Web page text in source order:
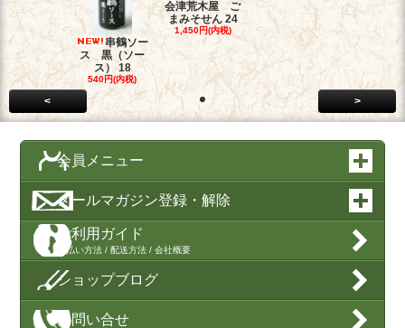
串鶴ソー
ス 黒（ソー
ス） 18
540円(内税)
会津荒木屋 ご
まみそせん 24
1,450円(内税)
< >
会員メニュー
メールマガジン登録・解除
ご利用ガイド
支払い方法 / 配送方法 / 会社概要
ショップブログ
お問い合せ